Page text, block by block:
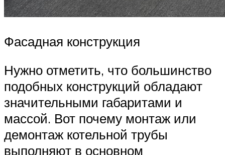
Фасадная конструкция
Нужно отметить, что большинство
подобных конструкций обладают
значительными габаритами и
массой. Вот почему монтаж или
демонтаж котельной трубы
выполняют в основном